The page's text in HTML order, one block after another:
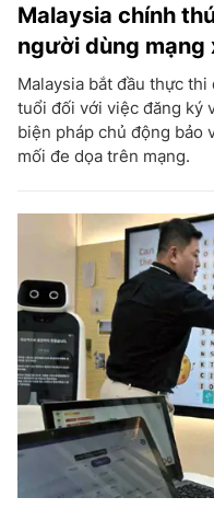
Malaysia chính
người dùng mạng
Malaysia bắt đầu thực
tuổi đối với việc đăng ký
biện pháp chủ động bảo
mối đe dọa trên mạng.